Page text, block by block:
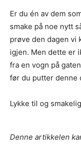
Er du én av dem
smake på noe nytt
prøve den dagen vi
igjen. Men dette er
fra en vogn på
før du putter denne
Lykke til og
Denne artikkelen